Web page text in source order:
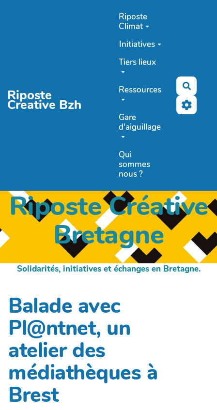
Riposte
Creative Bzh
Riposte
Climat
Initiatives
Tiers lieux
Ressources
Gare
d'aiguillage
Qui
sommes
nous ?
Riposte Créative
Bretagne
Solidarités, initiatives et échanges en Bretagne.
Balade avec
Pl@ntnet, un
atelier des
médiathèques à
Brest